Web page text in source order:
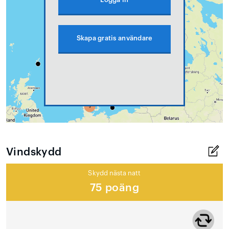
Skapa gratis användare
Vindskydd
Skydd nästa natt
75 poäng